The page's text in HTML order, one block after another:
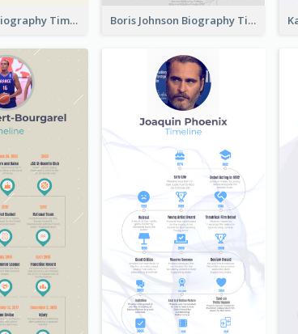
Tom Hanks Biography Timeline Boris Johnson Biography Timeline